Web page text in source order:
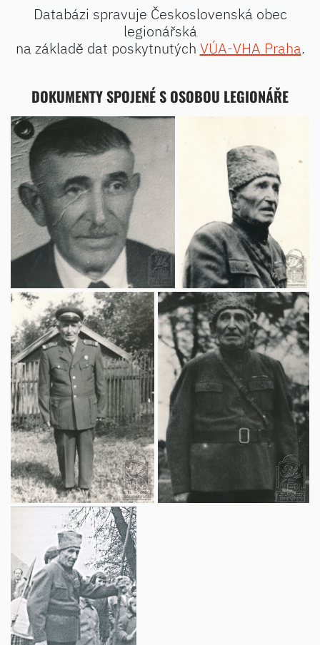
Databázi spravuje Československá obec
legionářská
na základě dat poskytnutých VÚA-VHA Praha.
DOKUMENTY SPOJENÉ S OSOBOU LEGIONÁŘE